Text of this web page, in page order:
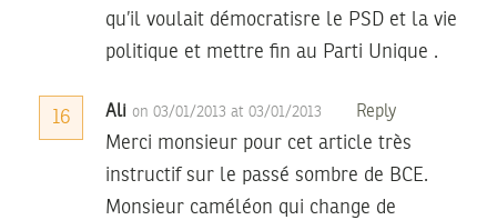
qu’il voulait démocratisre le PSD et la vie
politique et mettre fin au Parti Unique .
16 Ali on 03/01/2013 at 03/01/2013 Reply
Merci monsieur pour cet article très
instructif sur le passé sombre de BCE.
Monsieur caméléon qui change de